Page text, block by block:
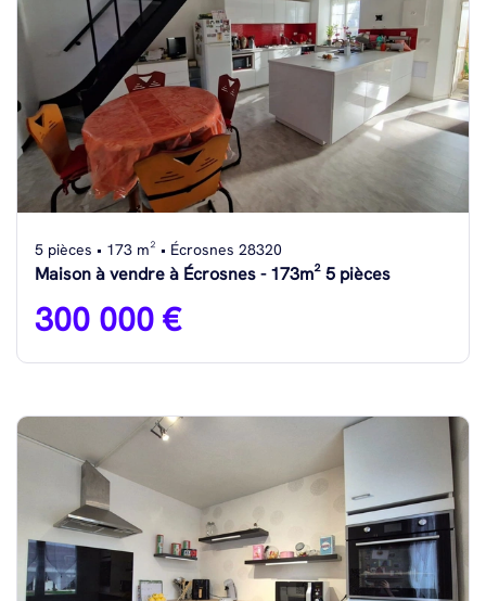
5 pièces • 173 m² • Écrosnes 28320
Maison à vendre à Écrosnes - 173m² 5 pièces
300 000 €